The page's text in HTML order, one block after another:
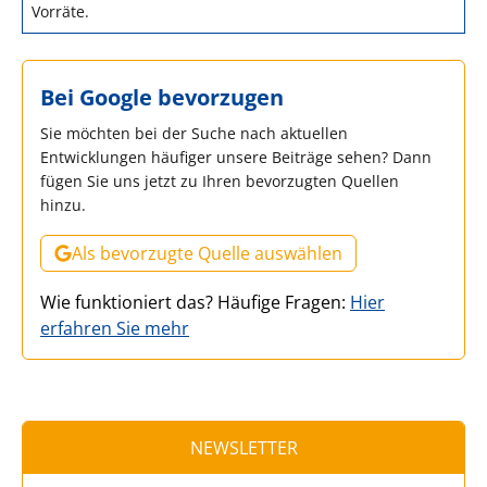
Vorräte.
Bei Google bevorzugen
Sie möchten bei der Suche nach aktuellen
Entwicklungen häufiger unsere Beiträge sehen? Dann
fügen Sie uns jetzt zu Ihren bevorzugten Quellen
hinzu.
Als bevorzugte Quelle auswählen
Wie funktioniert das? Häufige Fragen: Hier
erfahren Sie mehr
NEWSLETTER